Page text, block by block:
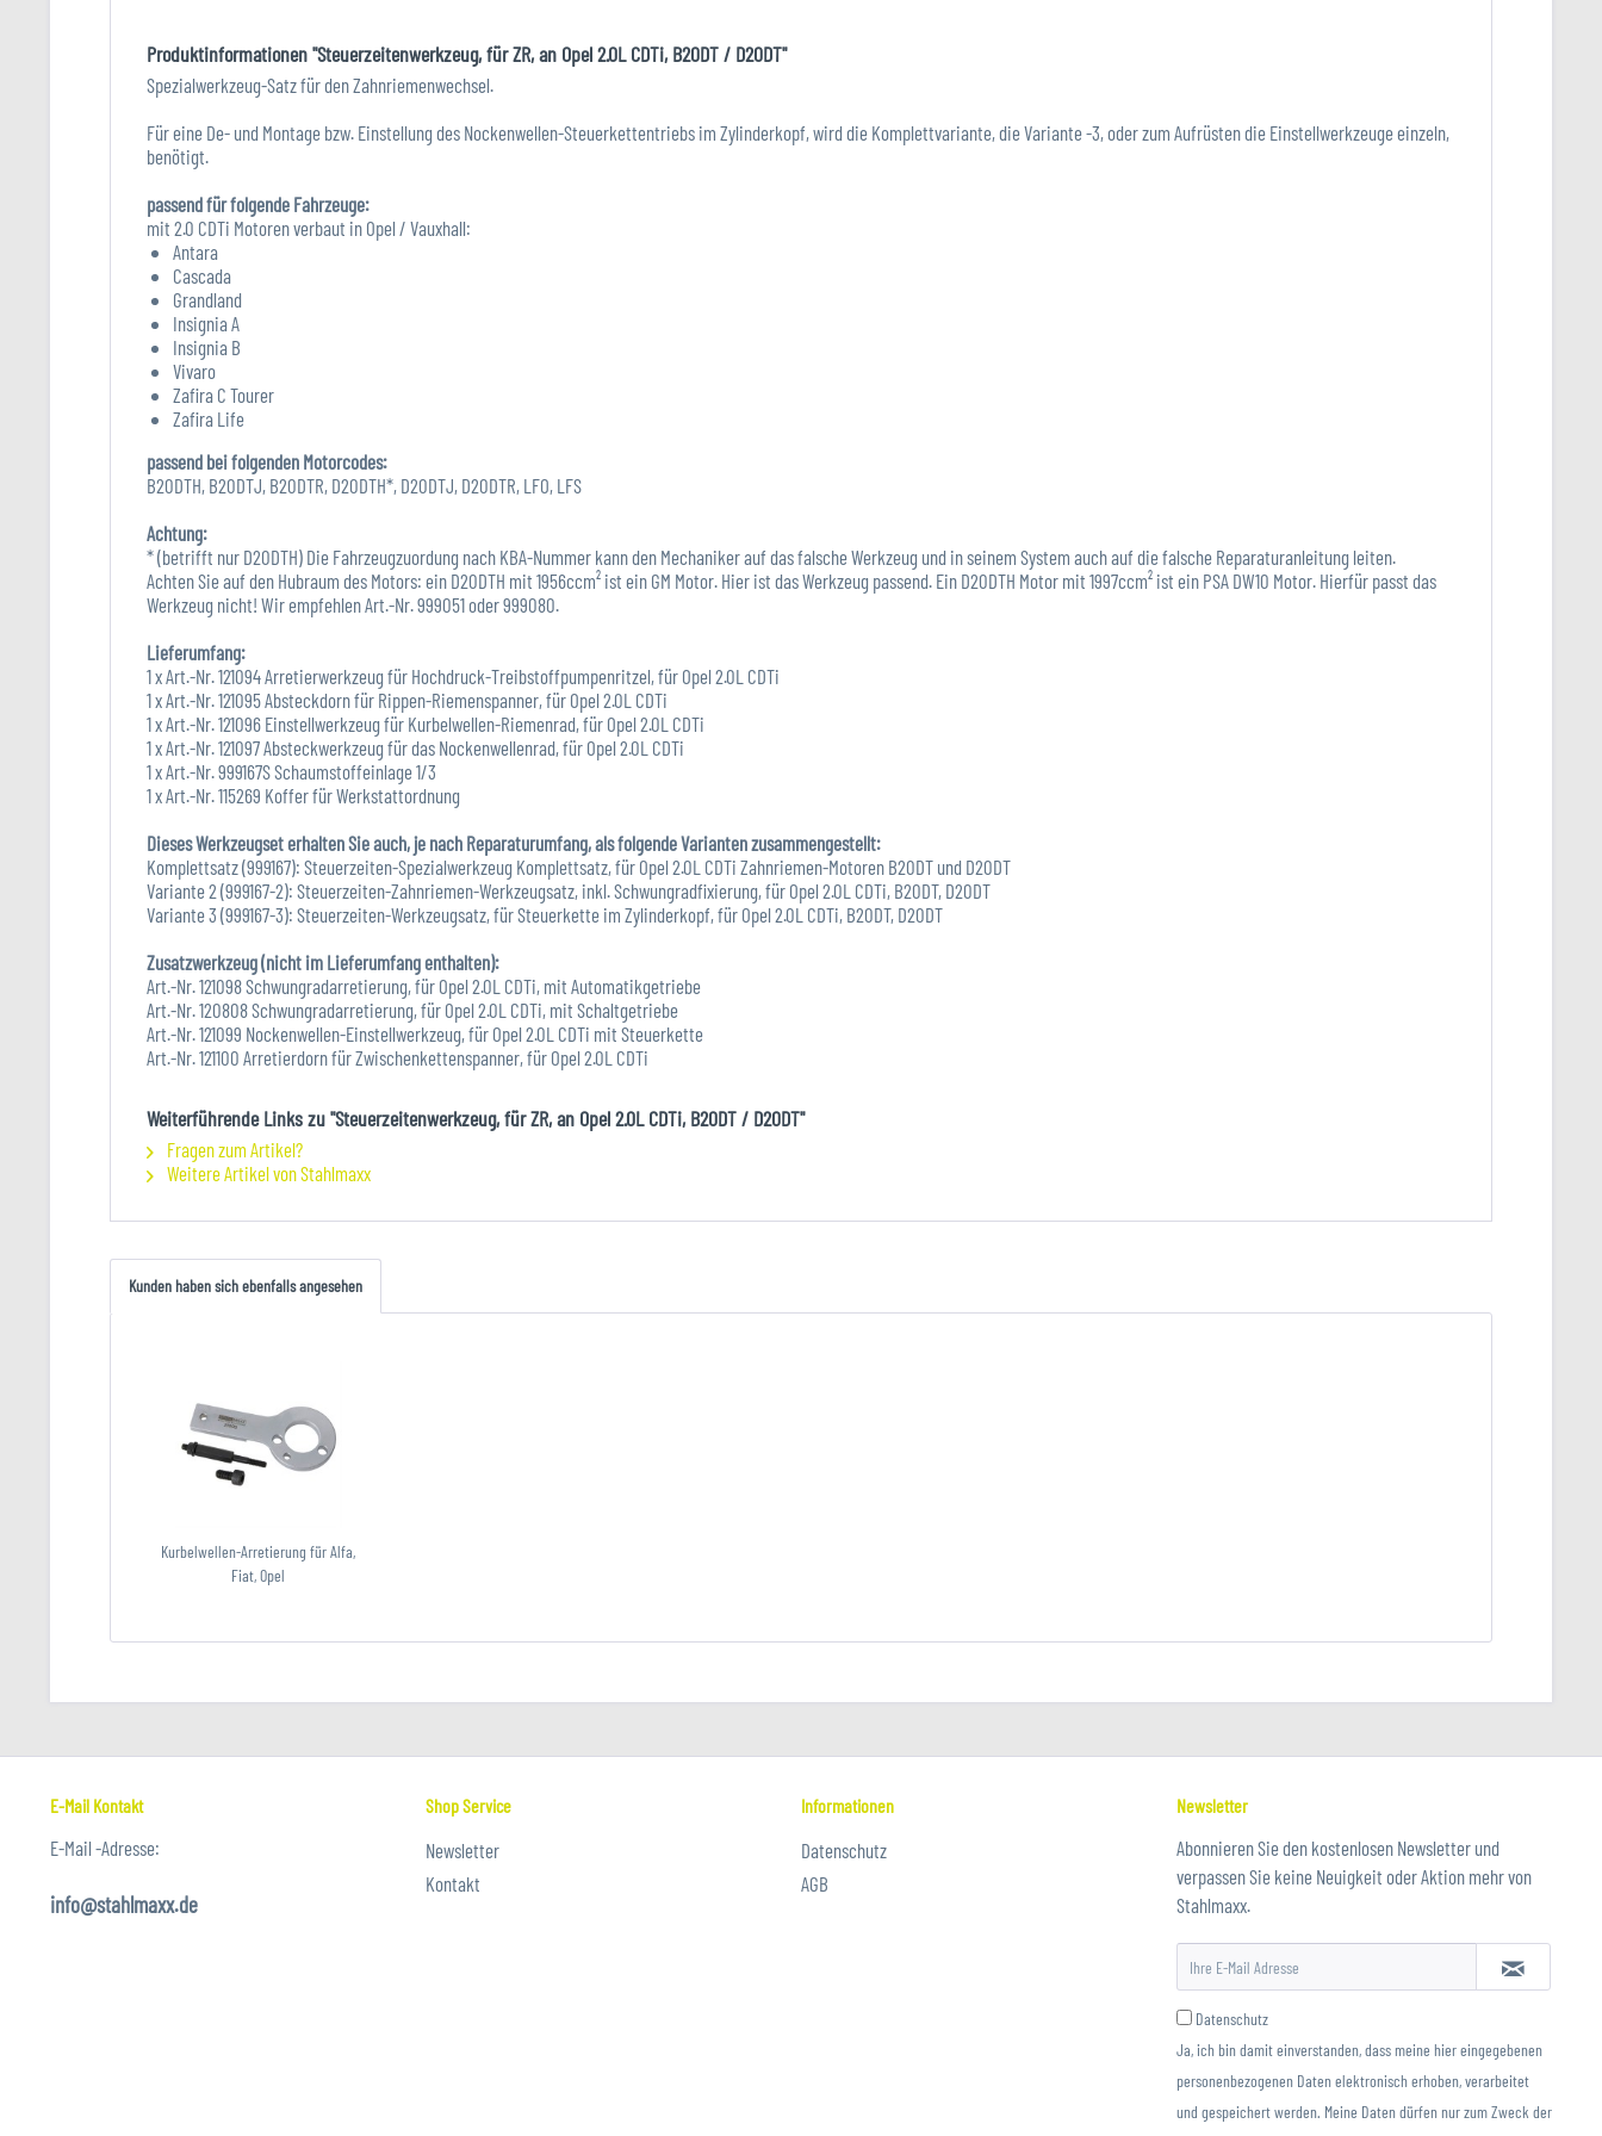
Produktinformationen "Steuerzeitenwerkzeug, für ZR, an Opel 2.0L CDTi, B20DT / D20DT"
Spezialwerkzeug-Satz für den Zahnriemenwechsel.
Für eine De- und Montage bzw. Einstellung des Nockenwellen-Steuerkettentriebs im Zylinderkopf, wird die Komplettvariante, die Variante -3, oder zum Aufrüsten die Einstellwerkzeuge einzeln,
benötigt.
passend für folgende Fahrzeuge:
mit 2.0 CDTi Motoren verbaut in Opel / Vauxhall:
Antara
Cascada
Grandland
Insignia A
Insignia B
Vivaro
Zafira C Tourer
Zafira Life
passend bei folgenden Motorcodes:
B20DTH, B20DTJ, B20DTR, D20DTH*, D20DTJ, D20DTR, LFO, LFS
Achtung:
* (betrifft nur D20DTH) Die Fahrzeugzuordung nach KBA-Nummer kann den Mechaniker auf das falsche Werkzeug und in seinem System auch auf die falsche Reparaturanleitung leiten.
Achten Sie auf den Hubraum des Motors: ein D20DTH mit 1956ccm² ist ein GM Motor. Hier ist das Werkzeug passend. Ein D20DTH Motor mit 1997ccm² ist ein PSA DW10 Motor. Hierfür passt das
Werkzeug nicht! Wir empfehlen Art.-Nr. 999051 oder 999080.
Lieferumfang:
1 x Art.-Nr. 121094 Arretierwerkzeug für Hochdruck-Treibstoffpumpenritzel, für Opel 2.0L CDTi
1 x Art.-Nr. 121095 Absteckdorn für Rippen-Riemenspanner, für Opel 2.0L CDTi
1 x Art.-Nr. 121096 Einstellwerkzeug für Kurbelwellen-Riemenrad, für Opel 2.0L CDTi
1 x Art.-Nr. 121097 Absteckwerkzeug für das Nockenwellenrad, für Opel 2.0L CDTi
1 x Art.-Nr. 999167S Schaumstoffeinlage 1/3
1 x Art.-Nr. 115269 Koffer für Werkstattordnung
Dieses Werkzeugset erhalten Sie auch, je nach Reparaturumfang, als folgende Varianten zusammengestellt:
Komplettsatz (999167): Steuerzeiten-Spezialwerkzeug Komplettsatz, für Opel 2.0L CDTi Zahnriemen-Motoren B20DT und D20DT
Variante 2 (999167-2): Steuerzeiten-Zahnriemen-Werkzeugsatz, inkl. Schwungradfixierung, für Opel 2.0L CDTi, B20DT, D20DT
Variante 3 (999167-3): Steuerzeiten-Werkzeugsatz, für Steuerkette im Zylinderkopf, für Opel 2.0L CDTi, B20DT, D20DT
Zusatzwerkzeug (nicht im Lieferumfang enthalten):
Art.-Nr. 121098 Schwungradarretierung, für Opel 2.0L CDTi, mit Automatikgetriebe
Art.-Nr. 120808 Schwungradarretierung, für Opel 2.0L CDTi, mit Schaltgetriebe
Art.-Nr. 121099 Nockenwellen-Einstellwerkzeug, für Opel 2.0L CDTi mit Steuerkette
Art.-Nr. 121100 Arretierdorn für Zwischenkettenspanner, für Opel 2.0L CDTi
Weiterführende Links zu "Steuerzeitenwerkzeug, für ZR, an Opel 2.0L CDTi, B20DT / D20DT"
Fragen zum Artikel?
Weitere Artikel von Stahlmaxx
Kunden haben sich ebenfalls angesehen
Kurbelwellen-Arretierung für Alfa,
Fiat, Opel
E-Mail Kontakt
E-Mail -Adresse:
info@stahlmaxx.de
Shop Service
Newsletter
Kontakt
Informationen
Datenschutz
AGB
Newsletter
Abonnieren Sie den kostenlosen Newsletter und
verpassen Sie keine Neuigkeit oder Aktion mehr von
Stahlmaxx.
Datenschutz
Ja, ich bin damit einverstanden, dass meine hier eingegebenen
personenbezogenen Daten elektronisch erhoben, verarbeitet
und gespeichert werden. Meine Daten dürfen nur zum Zweck der